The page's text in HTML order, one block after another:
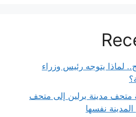
لماذا يتوجه رئيس وزراء
متحف مدينة برلين إلى متحف
نفسها